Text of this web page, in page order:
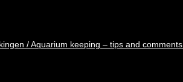
/ Aquarium keeping – tips and comments.